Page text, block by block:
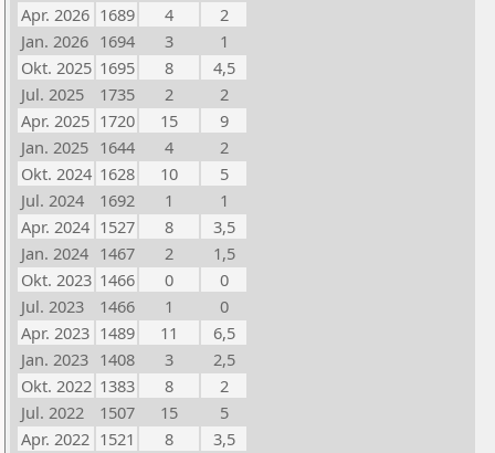
Apr. 2026 1689 4
2
Jan. 2026 1694 3
1
Okt. 2025 1695 8
4,5
Jul. 2025
1735 2
2
Apr. 2025 1720 15
9
Jan. 2025 1644 4
2
Okt. 2024 1628 10
5
Jul. 2024
1692 1
1
Apr. 2024 1527 8
3,5
Jan. 2024 1467 2
1,5
Okt. 2023 1466 0
0
Jul. 2023
1466 1
0
Apr. 2023 1489 11
6,5
Jan. 2023 1408 3
2,5
Okt. 2022 1383 8
2
Jul. 2022
1507 15
5
Apr. 2022 1521 8
3,5